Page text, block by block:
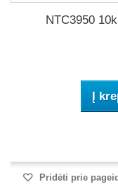
NTC3950
Į
Pridėti prie